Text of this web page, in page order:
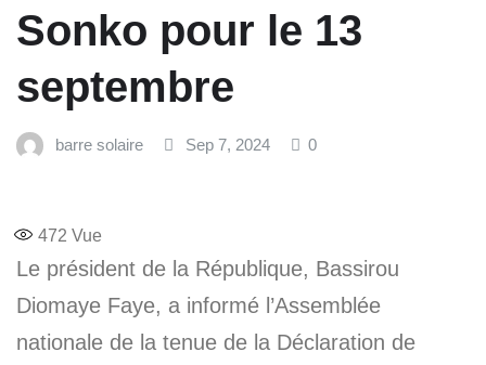
Sonko pour le 13
septembre
barre solaire Sep 7, 2024 0
472 Vue
Le président de la République, Bassirou
Diomaye Faye, a informé l’Assemblée
nationale de la tenue de la Déclaration de